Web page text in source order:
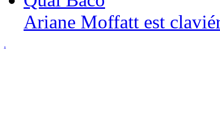
Ariane Moffatt est
.